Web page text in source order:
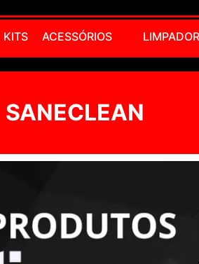
KITS ACESSÓRIOS
SANECLEAN